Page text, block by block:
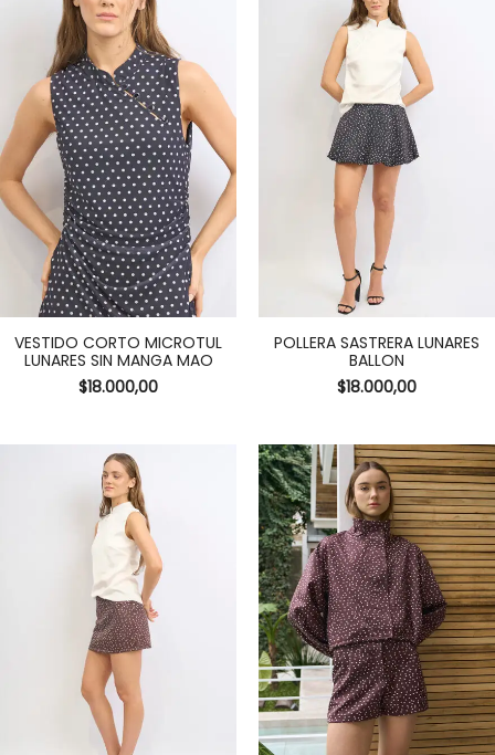
VESTIDO CORTO MICROTUL
LUNARES SIN MANGA MAO
$18.000,00
POLLERA SASTRERA LUNARES
BALLON
$18.000,00